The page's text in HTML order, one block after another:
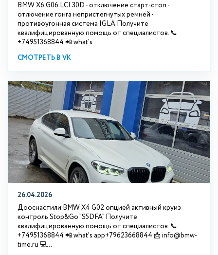
BMW X6 G06 LCI 30D - отключение старт-стоп -
отлючение гонга непристёгнутых ремней -
противоугонная система IGLA Получите
квалифицированную помощь от специалистов. 📞
+74951368844 📲 what's...
СМОТРЕТЬ В VK
26.04.2026
Дооснастили BMW X4 G02 опцией активный круиз
контроль Stop&Go "S5DFA" Получите
квалифицированную помощь от специалистов. 📞
+74951368844 📲 what's app+79623668844 📩 info@bmw-
time.ru 💻...